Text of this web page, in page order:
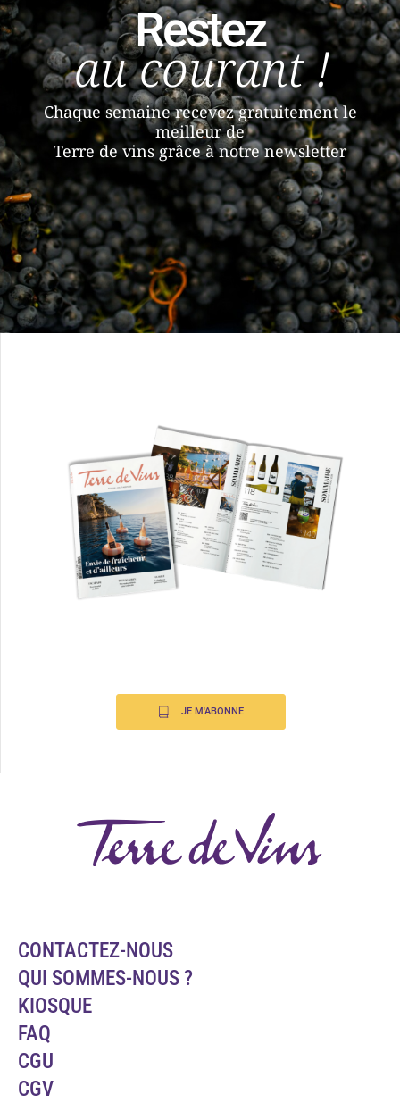
Restez
au courant !
Chaque semaine recevez gratuitement le
meilleur de
Terre de vins grâce à notre newsletter
JE M'ABONNE
CONTACTEZ-NOUS
QUI SOMMES-NOUS ?
KIOSQUE
FAQ
CGU
CGV